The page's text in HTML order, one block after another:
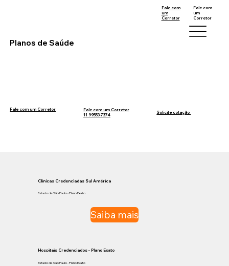
Planos de Saúde
Fale com
um
Corretor
Fale com
um
Corretor
Clinícas Credenciadas Sul América
Estado de São Paulo - Plano Exato
Saiba mais
Hospitais Credenciados - Plano Exato
Estado de São Paulo - Plano Exato
Fale com um Corretor
12 99740-6958
Fale com um Corretor
11 99553-7374
Solicite cotação